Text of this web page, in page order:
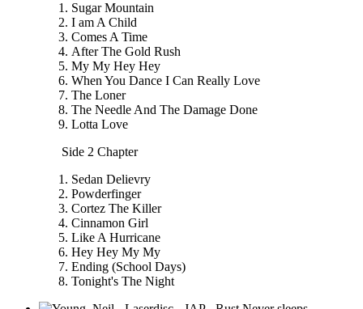
Sugar Mountain
I am A Child
Comes A Time
After The Gold Rush
My My Hey Hey
When You Dance I Can Really Love
The Loner
The Needle And The Damage Done
Lotta Love
Side 2 Chapter
Sedan Delievry
Powderfinger
Cortez The Killer
Cinnamon Girl
Like A Hurricane
Hey Hey My My
Ending (School Days)
Tonight's The Night